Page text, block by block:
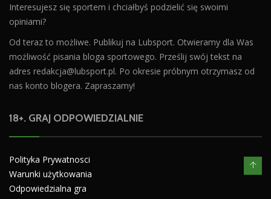
Interesujesz się sportem i chciałbyś podzielić się swoimi
opiniami?
Od teraz to możliwe. Publikuj na Lubsport. Otwieramy dla Was
możliwość pisania bloga sportowego. Prześlij swój tekst na
adres redakcja@lubsport.pl. Po okresie próbnym otrzymasz od
nas konto blogera. Zapraszamy!
18+. GRAJ ODPOWIEDZIALNIE
Polityka Prywatnosci
Warunki użytkowania
Odpowiedzialna gra